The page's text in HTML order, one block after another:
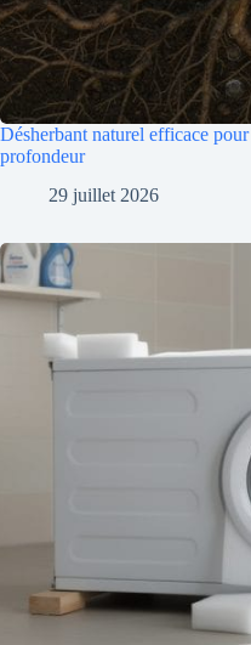
Désherbant naturel efficace
profondeur
29 juillet 2026